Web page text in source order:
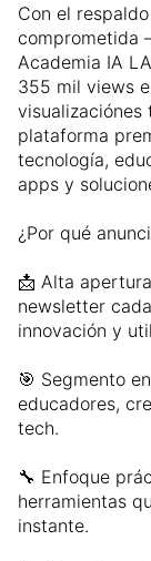
Con el
comprometida
Academia IA
355 mil views
plataforma
tecnología,
apps y
¿Por qué
📩 Alta
newsletter
innovación y
🎯 Segmento
educadores,
tech.
🔧 Enfoque
herramientas
instante.